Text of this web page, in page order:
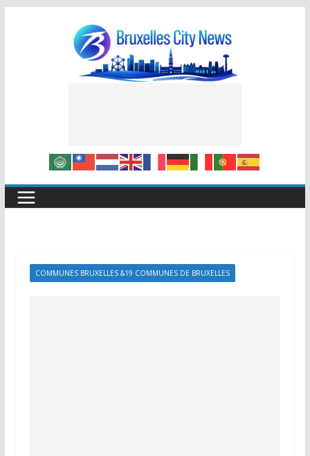
COMMUNES BRUXELLES &19 COMMUNES DE BRUXELLES